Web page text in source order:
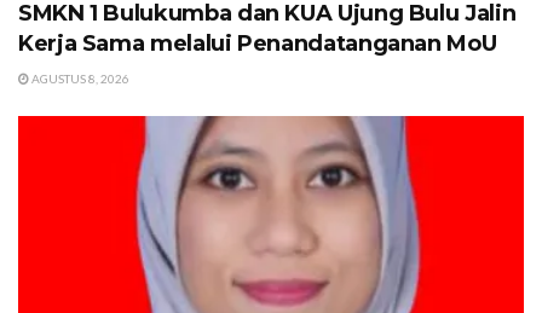
SMKN 1 Bulukumba dan KUA Ujung Bulu Jalin
Kerja Sama melalui Penandatanganan MoU
AGUSTUS 8, 2026